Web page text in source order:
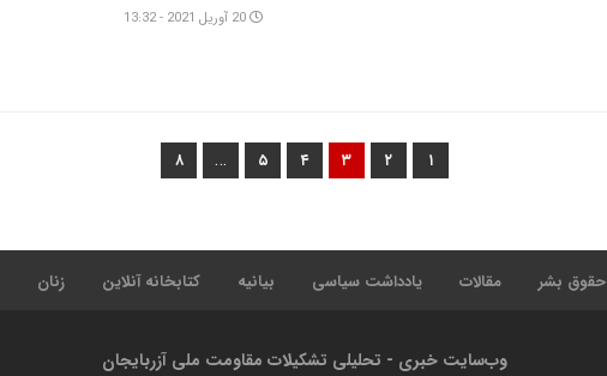
20 آوریل 2021 - 13:32
۱ ۲ ۳ ۴ ۵ … ۸
حقوق بشر مقالات یادداشت سیاسی بیانیه کتابخانه آنلاین زنان
وب‌سایت خبری - تحلیلی تشکیلات مقاومت ملی آزربایجان